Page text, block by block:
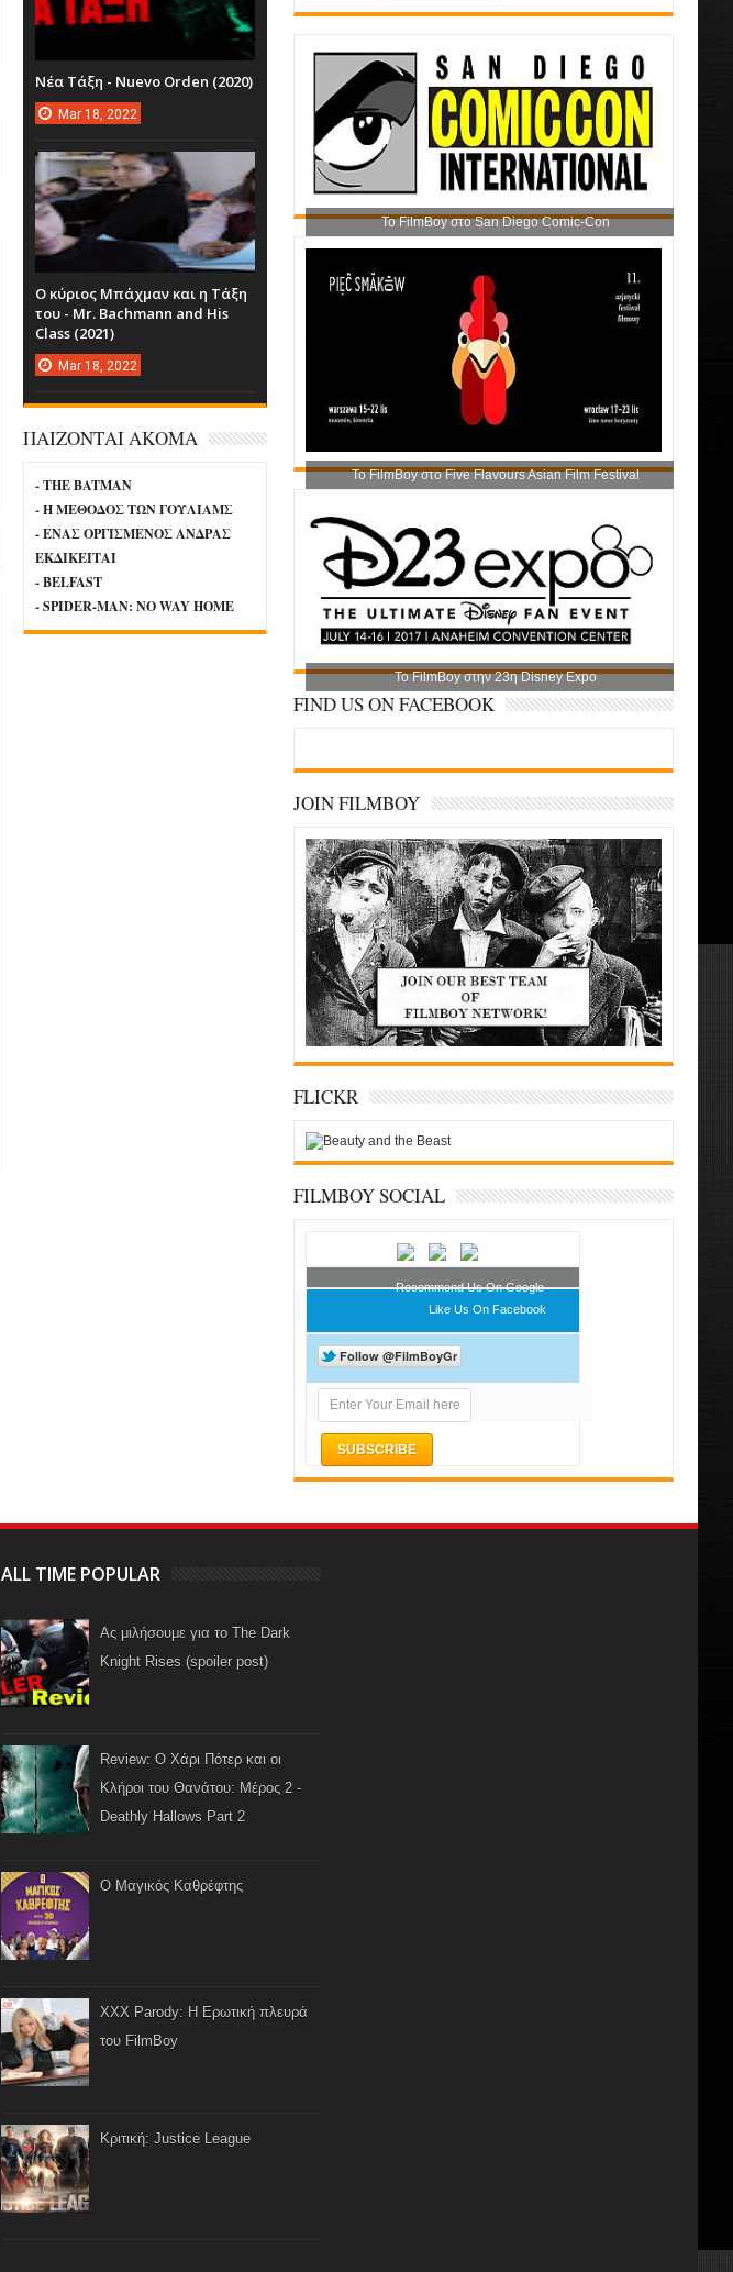
Το FilmBoy στο San Diego Comic-Con
Το FilmBoy στο Five Flavours Asian Film Festival
Το FilmBoy στην 23η Disney Expo
FIND US ON FACEBOOK
JOIN FILMBOY
FLICKR
FILMBOY SOCIAL
Recommend Us On Google
Like Us On Facebook
Νέα Τάξη - Nuevo Orden (2020)
Mar 18, 2022
Ο κύριος Μπάχμαν και η Τάξη
του - Mr. Bachmann and His
Class (2021)
Mar 18, 2022
ΠΑΙΖΟΝΤΑΙ ΑΚΟΜΑ
- THE BATMAN
- Η ΜΕΘΟΔΟΣ ΤΩΝ ΓΟΥΛΙΑΜΣ
- ΕΝΑΣ ΟΡΓΙΣΜΕΝΟΣ ΑΝΔΡΑΣ
ΕΚΔΙΚΕΙΤΑΙ
- BELFAST
- SPIDER-MAN: NO WAY HOME
ALL TIME POPULAR
Ας μιλήσουμε για το The Dark
Knight Rises (spoiler post)
Review: Ο Χάρι Πότερ και οι
Κλήροι του Θανάτου: Μέρος 2 -
Deathly Hallows Part 2
Ο Μαγικός Καθρέφτης
XXX Parody: Η Ερωτική πλευρά
του FilmBoy
Κριτική: Justice League